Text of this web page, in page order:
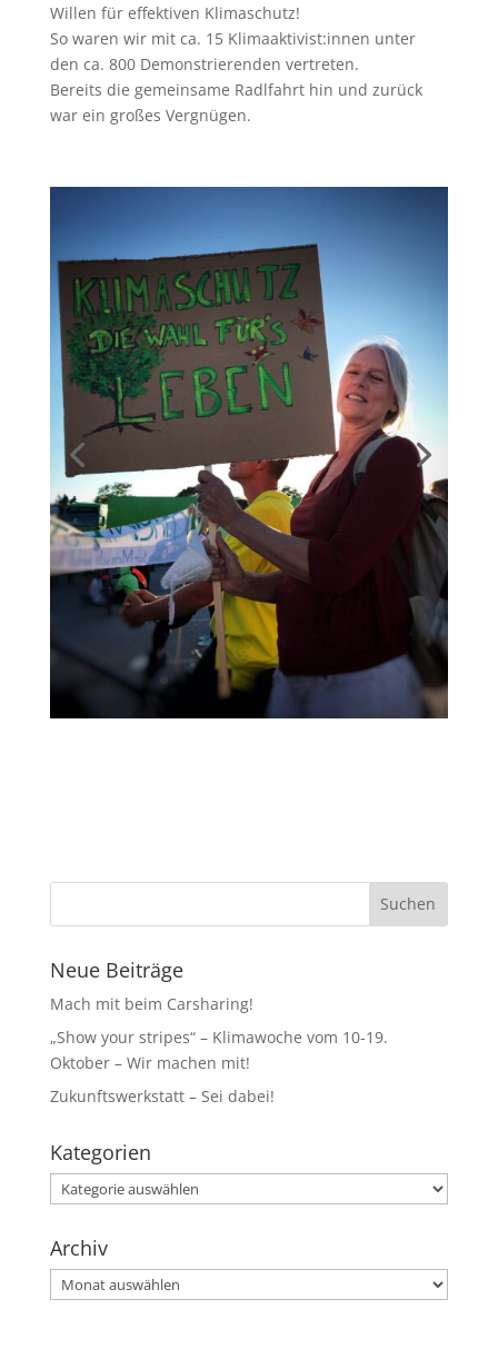
Willen für effektiven Klimaschutz!
So waren wir mit ca. 15 Klimaaktivist:innen unter
den ca. 800 Demonstrierenden vertreten.
Bereits die gemeinsame Radlfahrt hin und zurück
war ein großes Vergnügen.
Neue Beiträge
Mach mit beim Carsharing!
„Show your stripes“ – Klimawoche vom 10-19.
Oktober – Wir machen mit!
Zukunftswerkstatt – Sei dabei!
Kategorien
Kategorien
Archiv
Archiv